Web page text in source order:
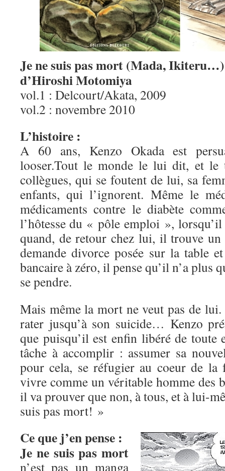
Je ne suis pas mort (Mada, Ikiteru…)
d’Hiroshi Motomiya
vol.1 : Delcourt/Akata, 2009
vol.2 : novembre 2010
L’histoire :
A 60 ans, Kenzo Okada est
looser.Tout le monde le lui dit, et le
collègues, qui se foutent de lui, sa
enfants, qui l’ignorent. Même le
médicaments contre le diabète
l’hôtesse du « pôle emploi »,
quand, de retour chez lui, il trouve un
demande divorce posée sur la table
bancaire à zéro, il pense qu’il n’a plus
se pendre.
Mais même la mort ne veut pas de
rater jusqu’à son suicide… Kenzo
que puisqu’il est enfin libéré de toute
tâche à accomplir : assumer sa
pour cela, se réfugier au coeur de la
vivre comme un véritable homme des
il va prouver que non, à tous, et à lui-
suis pas mort! »
Ce que j’en pense :
Je ne suis pas mort
n’est pas un manga